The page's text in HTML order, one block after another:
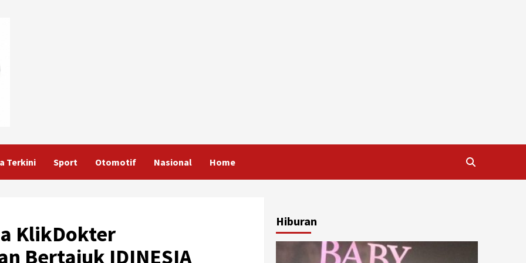
Terkini Sport Otomotif Nasional Home
KlikDokter
Bertajuk IDINESIA
Hiburan